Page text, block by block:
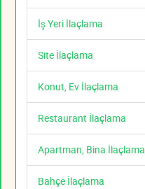
İş Yeri İlaçlama
Site İlaçlama
Konut, Ev İlaçlama
Restaurant İlaçlama
Apartman, Bina İlaçlama
Bahçe İlaçlama